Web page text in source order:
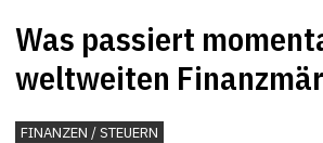
Was passiert
weltweiten
FINANZEN / STEUERN